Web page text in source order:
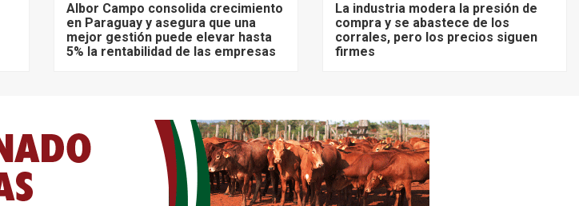
Albor Campo consolida crecimiento
en Paraguay y asegura que una
mejor gestión puede elevar hasta
5% la rentabilidad de las empresas
La industria modera la presión de
compra y se abastece de los
corrales, pero los precios siguen
firmes